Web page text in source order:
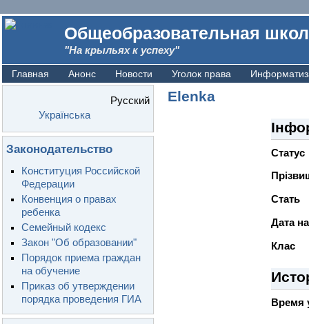
Общеобразовательная
"На крыльях к успеху"
Главная Анонс Новости Уголок права
Русский
Українська
Законодательство
Конституция Российской
Федерации
Конвенция о правах
ребенка
Семейный кодекс
Закон "Об образовании"
Порядок приема граждан
на обучение
Приказ об утверждении
порядка проведения ГИА
Elenka
Статус
Стать
Дата
Клас
Время